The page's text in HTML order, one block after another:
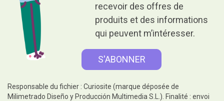
recevoir des offres de
produits et des informations
qui peuvent m’intéresser.
Responsable du fichier : Curiosite (marque déposée de
Milimetrado Diseño y Producción Multimedia S.L.). Finalité : envoi